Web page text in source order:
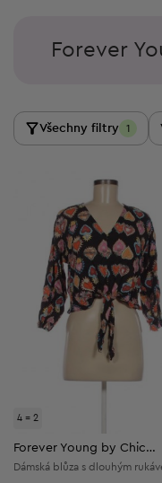
Forever
Všechny filtry 1
4 = 2
Forever Young by Chicoree
Dámská blůza s dlouhým